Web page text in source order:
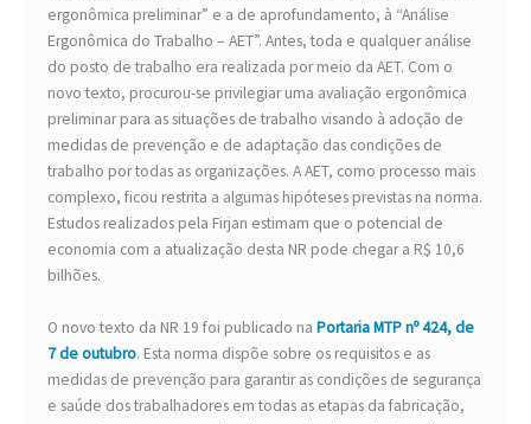
ergonômica preliminar” e a de aprofundamento, à “Análise
Ergonômica do Trabalho – AET”. Antes, toda e qualquer análise
do posto de trabalho era realizada por meio da AET. Com o
novo texto, procurou-se privilegiar uma avaliação ergonômica
preliminar para as situações de trabalho visando à adoção de
medidas de prevenção e de adaptação das condições de
trabalho por todas as organizações. A AET, como processo mais
complexo, ficou restrita a algumas hipóteses previstas na norma.
Estudos realizados pela Firjan estimam que o potencial de
economia com a atualização desta NR pode chegar a R$ 10,6
bilhões.
O novo texto da NR 19 foi publicado na Portaria MTP nº 424, de
7 de outubro. Esta norma dispõe sobre os requisitos e as
medidas de prevenção para garantir as condições de segurança
e saúde dos trabalhadores em todas as etapas da fabricação,